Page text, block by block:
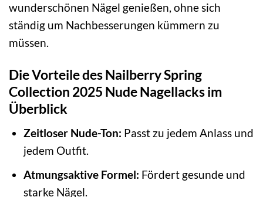
wunderschönen Nägel genießen, ohne sich
ständig um Nachbesserungen kümmern zu
müssen.
Die Vorteile des Nailberry Spring
Collection 2025 Nude Nagellacks im
Überblick
Zeitloser Nude-Ton: Passt zu jedem Anlass und
jedem Outfit.
Atmungsaktive Formel: Fördert gesunde und
starke Nägel.